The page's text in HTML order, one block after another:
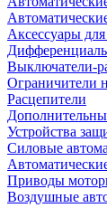
Аксессуары
Выключатели-
Ограничители
Расцепители
Устройства
Силовые
Приводы
Воздушные